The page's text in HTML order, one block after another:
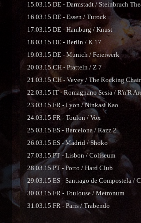
15.03.15 DE - Darmstadt / Steinbruch
16.03.15 DE - Essen / Turock
17.03.15 DE - Hamburg / Knust
18.03.15 DE - Berlin / K 17
19.03.15 DE - Munich / Feierwerk
20.03.15 CH - Pratteln / Z 7
21.03.15 CH - Vevey / The Rocking Chair
22.03.15 IT - Romagnano Sesia / R'n'R
23.03.15 FR - Lyon / Ninkasi Kao
24.03.15 FR - Toulon / Vox
25.03.15 ES - Barcelona / Razz 2
26.03.15 ES - Madrid / Shoko
27.03.15 PT - Lisbon / Coliseum
28.03.15 PT - Porto / Hard Club
29.03.15 ES - Santiago de Compostela /
30.03.15 FR - Toulouse / Metronum
31.03.15 FR - Paris / Trabendo